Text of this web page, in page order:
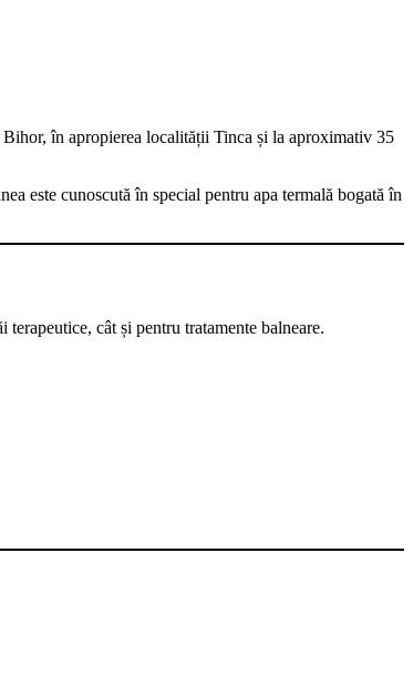
Bihor, în apropierea localității Tinca și la aproximativ 35
este cunoscută în special pentru apa termală bogată în
terapeutice, cât și pentru tratamente balneare.